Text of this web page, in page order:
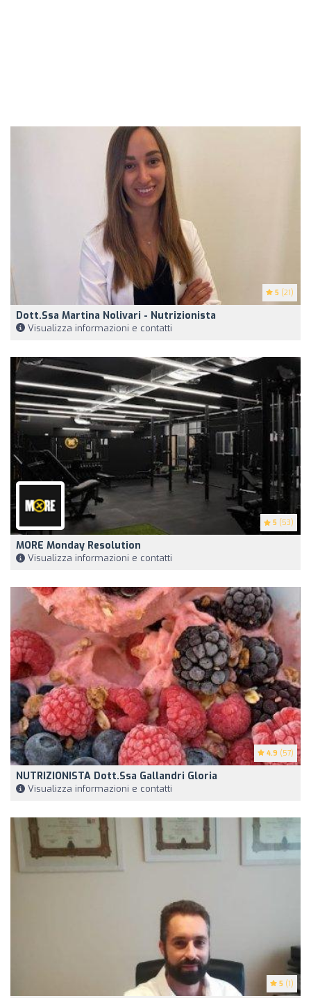
5 (21)
Dott.ssa Martina Nolivari - Nutrizionista
Visualizza informazioni e contatti
5 (53)
MORE Monday Resolution
Visualizza informazioni e contatti
4.9 (57)
NUTRIZIONISTA Dott.ssa Gallandri Gloria
Visualizza informazioni e contatti
5 (1)